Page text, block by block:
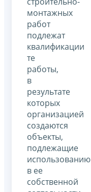
монтажных
работ
подлежат
квалификации
те
работы,
в
результате
которых
организацией
создаются
объекты,
подлежащие
использованию
в ее
собственной